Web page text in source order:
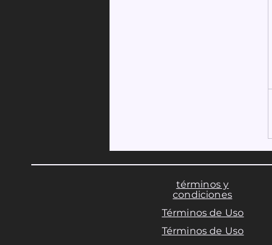
términos y
condiciones
Términos de Uso
Términos de Uso